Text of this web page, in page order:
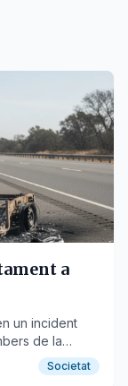
a
un incident
de la
Societat